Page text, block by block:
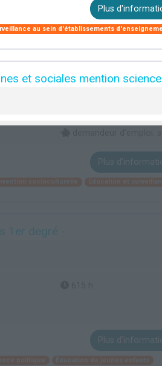
Plus
au sein d'établissements
et sociales mention
Plus
1er degré -
Plus